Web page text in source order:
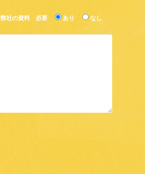
弊社の資料 必要 あり
なし